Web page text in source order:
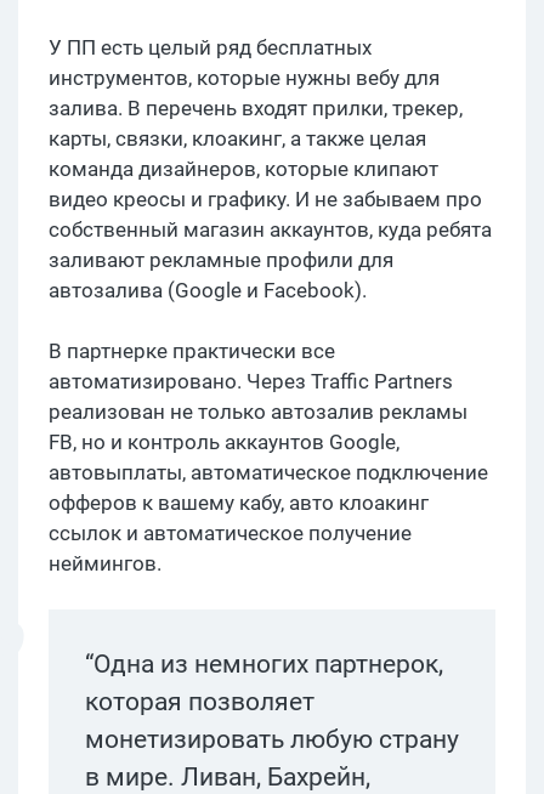
У ПП есть целый ряд бесплатных
инструментов, которые нужны вебу для
залива. В перечень входят прилки, трекер,
карты, связки, клоакинг, а также целая
команда дизайнеров, которые клипают
видео креосы и графику. И не забываем про
собственный магазин аккаунтов, куда ребята
заливают рекламные профили для
автозалива (Google и Facebook).
В партнерке практически все
автоматизировано. Через Traffic Partners
реализован не только автозалив рекламы
FB, но и контроль аккаунтов Google,
автовыплаты, автоматическое подключение
офферов к вашему кабу, авто клоакинг
ссылок и автоматическое получение
неймингов.
“Одна из немногих партнерок,
которая позволяет
монетизировать любую страну
в мире. Ливан, Бахрейн,